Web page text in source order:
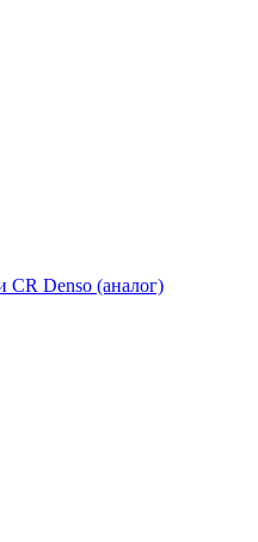
CR Denso (аналог)